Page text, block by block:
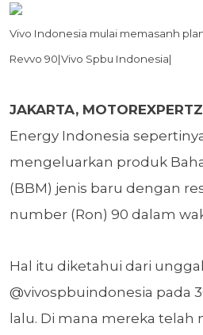
Vivo Indonesia mulai memasanh
Revvo 90|Vivo Spbu Indonesia|
JAKARTA,
Energy Indonesia
mengeluarkan produk
(BBM) jenis baru dengan
number (Ron) 90 dalam
Hal itu diketahui dari
@vivospbuindonesia pada
lalu. Di mana mereka telah